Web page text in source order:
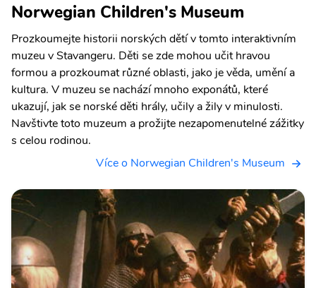
Norwegian Children's Museum
Prozkoumejte historii norských dětí v tomto interaktivním
muzeu v Stavangeru. Děti se zde mohou učit hravou
formou a prozkoumat různé oblasti, jako je věda, umění a
kultura. V muzeu se nachází mnoho exponátů, které
ukazují, jak se norské děti hrály, učily a žily v minulosti.
Navštivte toto muzeum a prožijte nezapomenutelné zážitky
s celou rodinou.
Více o Norwegian Children's Museum